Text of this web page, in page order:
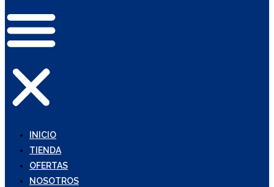
INICIO
TIENDA
OFERTAS
NOSOTROS